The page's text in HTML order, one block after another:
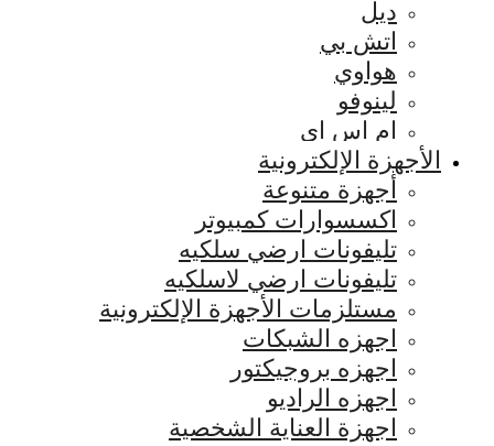
ديل
اتش بي
هواوي
لينوفو
ام اس اي
الأجهزة الإلكترونية
أجهزة متنوعة
اكسسوارات كمبيوتر
تليفونات ارضي سلكيه
تليفونات ارضي لاسلكيه
مستلزمات الأجهزة الإلكترونية
اجهزه الشبكات
اجهزه بروجيكتور
اجهزه الراديو
اجهزة العناية الشخصية